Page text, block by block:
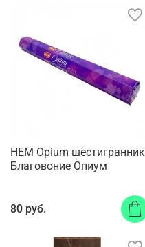
HEM Opium шестигранник
Благовоние Опиум
80 руб.